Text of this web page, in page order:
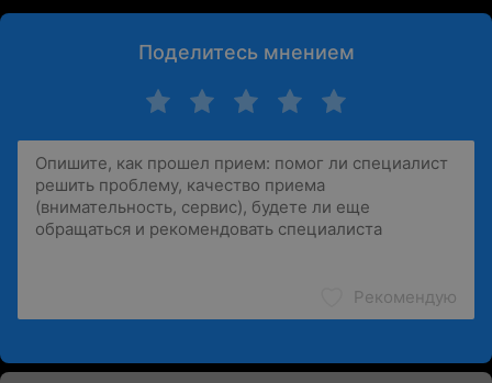
Поделитесь мнением
Рекомендую